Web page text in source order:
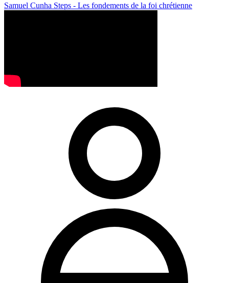
Samuel Cunha Steps - Les fondements de la foi chrétienne